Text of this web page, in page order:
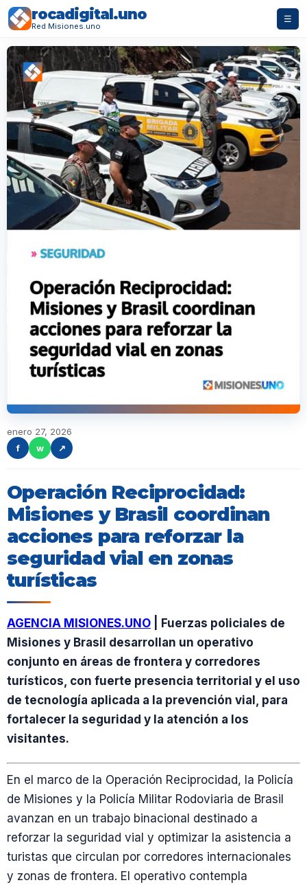
rocadigital.uno
Red Misiones.uno
☰
enero 27, 2026
f
w ↗
Operación Reciprocidad:
Misiones y Brasil coordinan
acciones para reforzar la
seguridad vial en zonas
turísticas
AGENCIA MISIONES.UNO | Fuerzas policiales de
Misiones y Brasil desarrollan un operativo
conjunto en áreas de frontera y corredores
turísticos, con fuerte presencia territorial y el uso
de tecnología aplicada a la prevención vial, para
fortalecer la seguridad y la atención a los
visitantes.
En el marco de la Operación Reciprocidad, la Policía
de Misiones y la Policía Militar Rodoviaria de Brasil
avanzan en un trabajo binacional destinado a
reforzar la seguridad vial y optimizar la asistencia a
turistas que circulan por corredores internacionales
y zonas de frontera. El operativo contempla